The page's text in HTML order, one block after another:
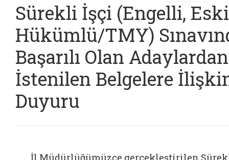
Sürekli İşçi (Engelli, Eski
Hükümlü/TMY)
Başarılı Olan Adaylardan
İstenilen Belgelere
Duyuru
İl Müdürlüğümüzce gerçekleştirilen